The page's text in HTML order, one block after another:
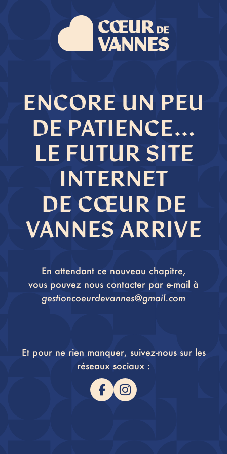
ENCORE UN PEU
DE PATIENCE...
LE FUTUR SITE
INTERNET
DE CŒUR DE
VANNES ARRIVE
En attendant ce nouveau chapitre,
vous pouvez nous contacter par e-mail à
gestioncoeurdevannes@gmail.com
Et pour ne rien manquer, suivez-nous sur les
réseaux sociaux :